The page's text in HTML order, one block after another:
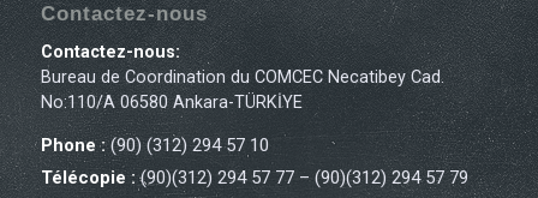
Contactez-nous
Contactez-nous:
Bureau de Coordination du COMCEC Necatibey Cad.
No:110/A 06580 Ankara-TÜRKİYE
Phone :(90) (312) 294 57 10
Télécopie :(90)(312) 294 57 77 – (90)(312) 294 57 79